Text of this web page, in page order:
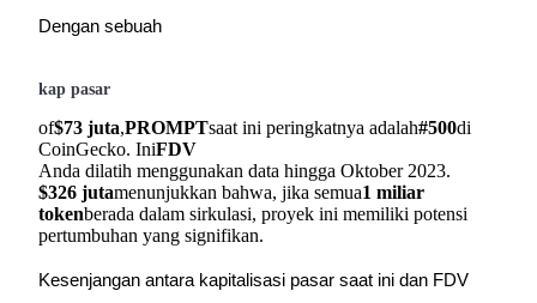
Strategi perdagangan
Pelajari cara untuk tetap menghasilkan keuntungan
Dengan sebuah
kap pasar
of$73 juta,PROMPTsaat ini peringkatnya adalah#500di
CoinGecko. IniFDV
Anda dilatih menggunakan data hingga Oktober 2023.
$326 jutamenunjukkan bahwa, jika semua1 miliar
tokenberada dalam sirkulasi, proyek ini memiliki potensi
pertumbuhan yang signifikan.
Kesenjangan antara kapitalisasi pasar saat ini dan FDV